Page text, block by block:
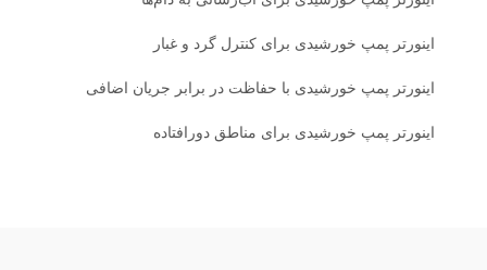
اینورتر پمپ خورشیدی برای کنترل گرد و غبار
اینورتر پمپ خورشیدی با حفاظت در برابر جریان اضافی
اینورتر پمپ خورشیدی برای مناطق دورافتاده